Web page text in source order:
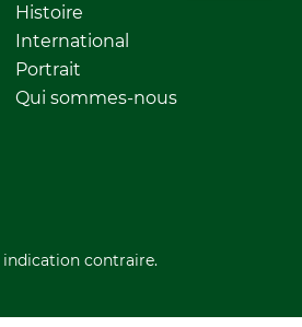
Histoire
International
Portrait
Qui sommes-nous
indication contraire.